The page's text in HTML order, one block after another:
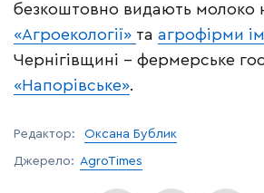
безкоштовно видають молоко
«Агроекології» та агрофірми
Чернігівщині – фермерське
«Напорівське».
Редактор: Оксана Бублик
Джерело: AgroTimes